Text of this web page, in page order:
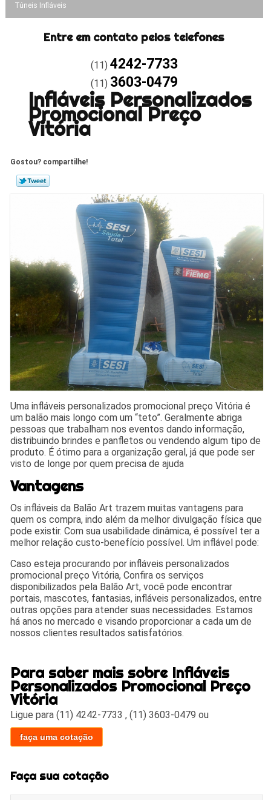
Túneis Infláveis
Entre em contato pelos telefones
(11) 4242-7733
(11) 3603-0479
Infláveis Personalizados
Promocional Preço
Vitória
Gostou? compartilhe!
Uma infláveis personalizados promocional preço Vitória é
um balão mais longo com um “teto”. Geralmente abriga
pessoas que trabalham nos eventos dando informação,
distribuindo brindes e panfletos ou vendendo algum tipo de
produto. É ótimo para a organização geral, já que pode ser
visto de longe por quem precisa de ajuda
Vantagens
Os infláveis da Balão Art trazem muitas vantagens para
quem os compra, indo além da melhor divulgação física que
pode existir. Com sua usabilidade dinâmica, é possível ter a
melhor relação custo-benefício possível. Um inflável pode:
Caso esteja procurando por infláveis personalizados
promocional preço Vitória, Confira os serviços
disponibilizados pela Balão Art, você pode encontrar
portais, mascotes, fantasias, infláveis personalizados, entre
outras opções para atender suas necessidades. Estamos
há anos no mercado e visando proporcionar a cada um de
nossos clientes resultados satisfatórios.
Para saber mais sobre Infláveis
Personalizados Promocional Preço
Vitória
Ligue para(11) 4242-7733 ,(11) 3603-0479 ou
faça uma cotação
Faça sua cotação